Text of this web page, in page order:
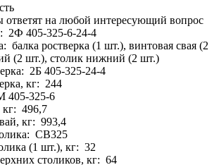
на любой интересующий вопрос
2Ф 405-325-6-24-4
балка ростверка (1 шт.), винтовая свая (2
(2 шт.), столик нижний (2 шт.)
2Б 405-325-24-4
кг: 244
325-6
кг: 496,7
кг: 993,4
СВ325
(1 шт.), кг: 32
столиков, кг: 64